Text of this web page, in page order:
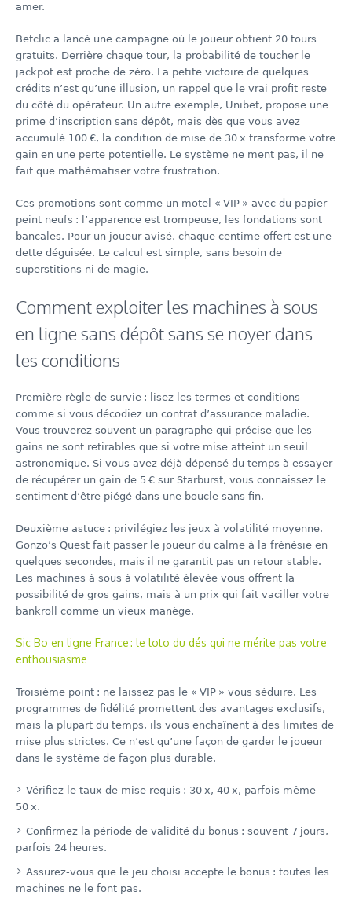
amer.
Betclic a lancé une campagne où le joueur obtient 20 tours
gratuits. Derrière chaque tour, la probabilité de toucher le
jackpot est proche de zéro. La petite victoire de quelques
crédits n’est qu’une illusion, un rappel que le vrai profit reste
du côté du opérateur. Un autre exemple, Unibet, propose une
prime d’inscription sans dépôt, mais dès que vous avez
accumulé 100 €, la condition de mise de 30 x transforme votre
gain en une perte potentielle. Le système ne ment pas, il ne
fait que mathématiser votre frustration.
Ces promotions sont comme un motel « VIP » avec du papier
peint neufs : l’apparence est trompeuse, les fondations sont
bancales. Pour un joueur avisé, chaque centime offert est une
dette déguisée. Le calcul est simple, sans besoin de
superstitions ni de magie.
Comment exploiter les machines à sous
en ligne sans dépôt sans se noyer dans
les conditions
Première règle de survie : lisez les termes et conditions
comme si vous décodiez un contrat d’assurance maladie.
Vous trouverez souvent un paragraphe qui précise que les
gains ne sont retirables que si votre mise atteint un seuil
astronomique. Si vous avez déjà dépensé du temps à essayer
de récupérer un gain de 5 € sur Starburst, vous connaissez le
sentiment d’être piégé dans une boucle sans fin.
Deuxième astuce : privilégiez les jeux à volatilité moyenne.
Gonzo’s Quest fait passer le joueur du calme à la frénésie en
quelques secondes, mais il ne garantit pas un retour stable.
Les machines à sous à volatilité élevée vous offrent la
possibilité de gros gains, mais à un prix qui fait vaciller votre
bankroll comme un vieux manège.
Sic Bo en ligne France : le loto du dés qui ne mérite pas votre
enthousiasme
Troisième point : ne laissez pas le « VIP » vous séduire. Les
programmes de fidélité promettent des avantages exclusifs,
mais la plupart du temps, ils vous enchaînent à des limites de
mise plus strictes. Ce n’est qu’une façon de garder le joueur
dans le système de façon plus durable.
Vérifiez le taux de mise requis : 30 x, 40 x, parfois même
50 x.
Confirmez la période de validité du bonus : souvent 7 jours,
parfois 24 heures.
Assurez‑vous que le jeu choisi accepte le bonus : toutes les
machines ne le font pas.